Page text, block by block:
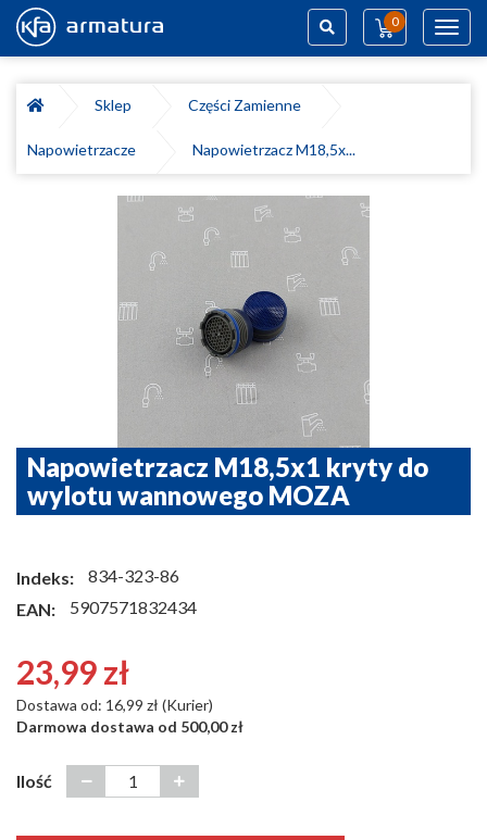
0
Sklep
Części Zamienne
Napowietrzacze Napowietrzacz M18,5x...
Napowietrzacz M18,5x1 kryty do
wylotu wannowego MOZA
Indeks:
834-323-86
EAN:
5907571832434
23,99 zł
Dostawa od: 16,99 zł (Kurier)
Darmowa dostawa od 500,00 zł
Ilość